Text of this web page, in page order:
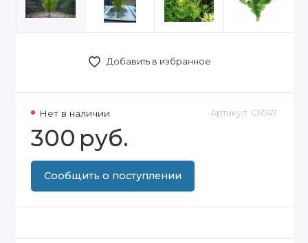
Добавить в избранное
Нет в наличии Артикул: CN747
300 руб.
Сообщить о поступлении